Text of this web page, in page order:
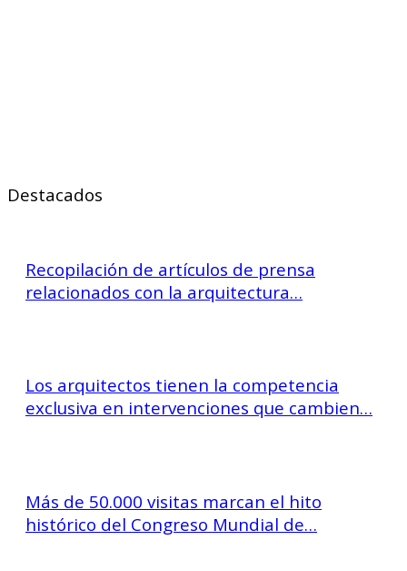
Destacados
Recopilación de artículos de prensa
relacionados con la arquitectura…
Los arquitectos tienen la competencia
exclusiva en intervenciones que cambien…
Más de 50.000 visitas marcan el hito
histórico del Congreso Mundial de…